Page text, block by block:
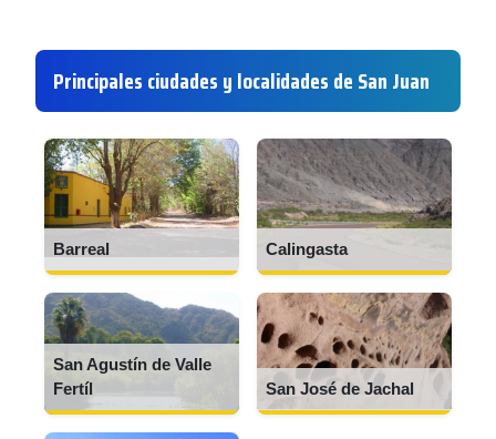
Principales ciudades y localidades de San Juan
Barreal Calingasta
San Agustín de Valle
Fertíl
San José de Jachal